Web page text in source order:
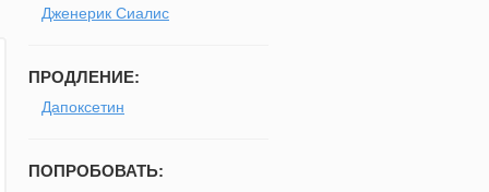
Дженерик Сиалис
ПРОДЛЕНИЕ:
Дапоксетин
ПОПРОБОВАТЬ: